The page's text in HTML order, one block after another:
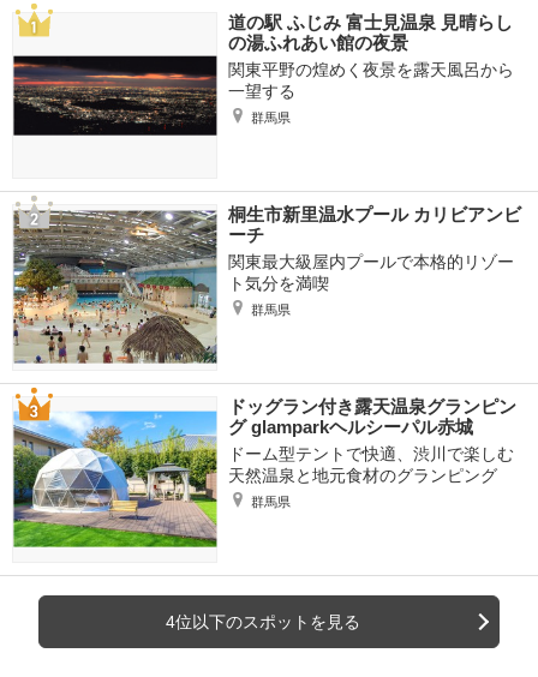
道の駅 ふじみ 富士見温泉 見晴らし
の湯ふれあい館の夜景
関東平野の煌めく夜景を露天風呂から
一望する
群馬県
桐生市新里温水プール カリビアンビ
ーチ
関東最大級屋内プールで本格的リゾー
ト気分を満喫
群馬県
ドッグラン付き露天温泉グランピン
グ glamparkヘルシーパル赤城
ドーム型テントで快適、渋川で楽しむ
天然温泉と地元食材のグランピング
群馬県
4位以下のスポットを見る